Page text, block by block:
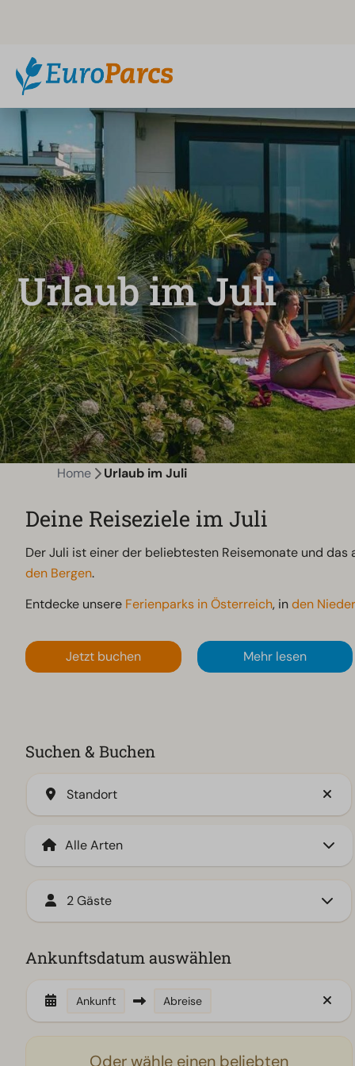
Urlaub im Juli
Home Urlaub im Juli
Deine Reiseziele im Juli
Der Juli ist einer der beliebtesten Reisemonate und das
den Bergen.
Entdecke unsere Ferienparks in Österreich, inden
Jetzt buchen Mehr lesen
Suchen & Buchen
Standort
2 Gäste
Ankunftsdatum auswählen
Ankunft Abreise
Oder wähle einen beliebten